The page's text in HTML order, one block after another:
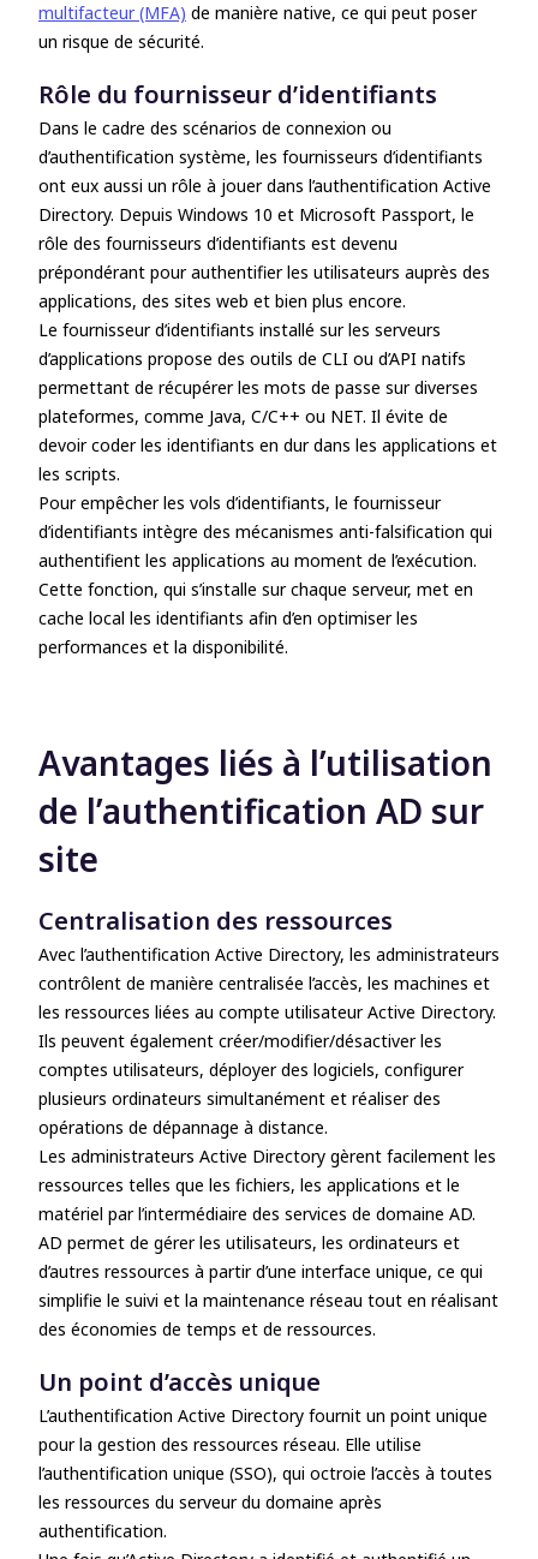
multifacteur (MFA) de manière native, ce qui peut poser
un risque de sécurité.
Rôle du fournisseur d’identifiants
Dans le cadre des scénarios de connexion ou
d’authentification système, les fournisseurs d’identifiants
ont eux aussi un rôle à jouer dans l’authentification Active
Directory. Depuis Windows 10 et Microsoft Passport, le
rôle des fournisseurs d’identifiants est devenu
prépondérant pour authentifier les utilisateurs auprès des
applications, des sites web et bien plus encore.
Le fournisseur d’identifiants installé sur les serveurs
d’applications propose des outils de CLI ou d’API natifs
permettant de récupérer les mots de passe sur diverses
plateformes, comme Java, C/C++ ou NET. Il évite de
devoir coder les identifiants en dur dans les applications et
les scripts.
Pour empêcher les vols d’identifiants, le fournisseur
d’identifiants intègre des mécanismes anti-falsification qui
authentifient les applications au moment de l’exécution.
Cette fonction, qui s’installe sur chaque serveur, met en
cache local les identifiants afin d’en optimiser les
performances et la disponibilité.
Avantages liés à l’utilisation
de l’authentification AD sur
site
Centralisation des ressources
Avec l’authentification Active Directory, les administrateurs
contrôlent de manière centralisée l’accès, les machines et
les ressources liées au compte utilisateur Active Directory.
Ils peuvent également créer/modifier/désactiver les
comptes utilisateurs, déployer des logiciels, configurer
plusieurs ordinateurs simultanément et réaliser des
opérations de dépannage à distance.
Les administrateurs Active Directory gèrent facilement les
ressources telles que les fichiers, les applications et le
matériel par l’intermédiaire des services de domaine AD.
AD permet de gérer les utilisateurs, les ordinateurs et
d’autres ressources à partir d’une interface unique, ce qui
simplifie le suivi et la maintenance réseau tout en réalisant
des économies de temps et de ressources.
Un point d’accès unique
L’authentification Active Directory fournit un point unique
pour la gestion des ressources réseau. Elle utilise
l’authentification unique (SSO), qui octroie l’accès à toutes
les ressources du serveur du domaine après
authentification.